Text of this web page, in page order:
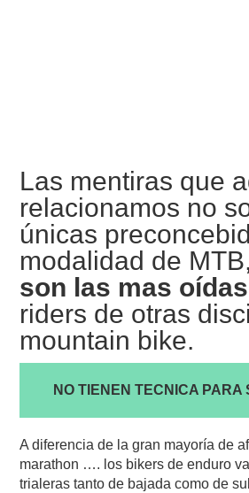
Las mentiras que
relacionamos no
únicas
modalidad de
son las mas oídas
riders de otras
mountain bike.
NO TIENEN TECNICA PARA
A diferencia de la gran mayoría de
marathon …. los bikers de enduro
trialeras tanto de bajada como de